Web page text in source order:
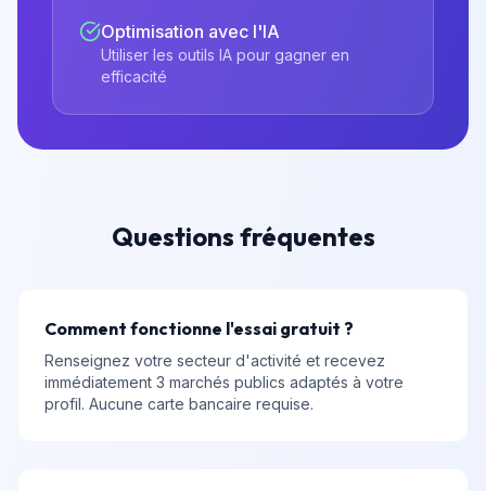
Optimisation avec l'IA
Utiliser les outils IA pour gagner en
efficacité
Questions fréquentes
Comment fonctionne l'essai gratuit ?
Renseignez votre secteur d'activité et recevez
immédiatement 3 marchés publics adaptés à votre
profil. Aucune carte bancaire requise.